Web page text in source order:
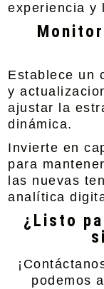
experiencia y
Establece un
y
ajustar la
dinámica.
Invierte en
para
las nuevas
analítica
¿Listo
podemos